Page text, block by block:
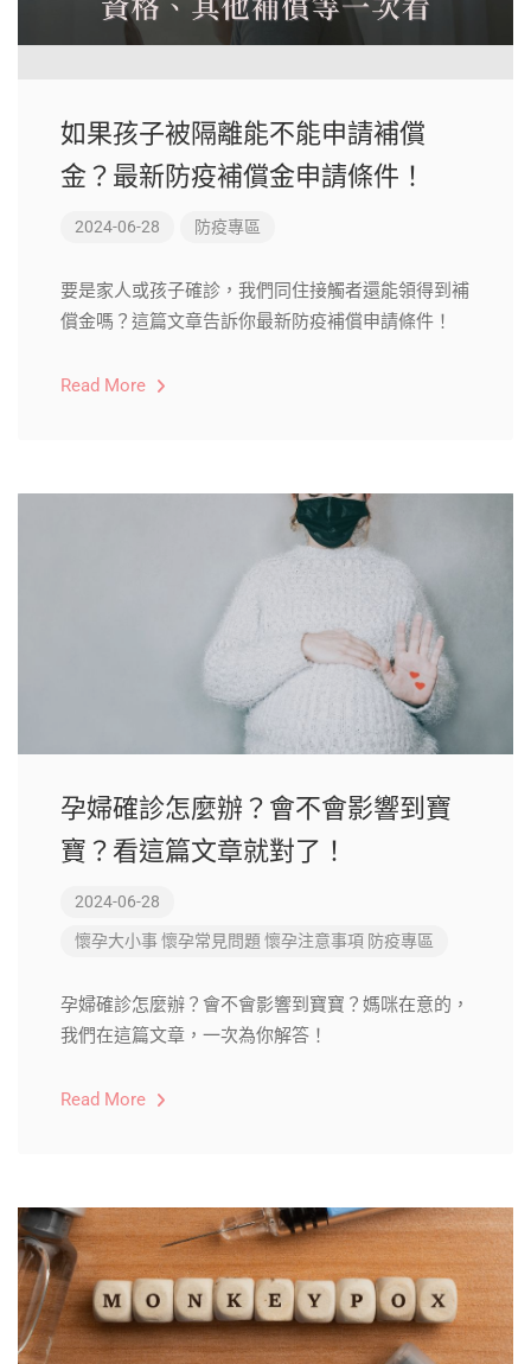
如果孩子被隔離能不能申請補償
金？最新防疫補償金申請條件！
2024-06-28 防疫專區
要是家人或孩子確診，我們同住接觸者還能領得到補
償金嗎？這篇文章告訴你最新防疫補償申請條件！
Read More
孕婦確診怎麼辦？會不會影響到寶
寶？看這篇文章就對了！
2024-06-28
懷孕大小事懷孕常見問題 懷孕注意事項 防疫專區
孕婦確診怎麼辦？會不會影響到寶寶？媽咪在意的，
我們在這篇文章，一次為你解答！
Read More